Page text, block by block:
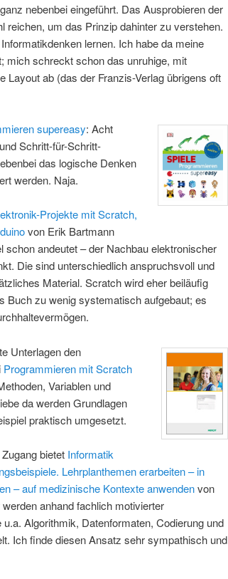
nebenbei eingeführt. Das Ausprobieren der
reichen, um das Prinzip dahinter zu verstehen.
lernen. Ich habe da meine
mich schreckt schon das unruhige, mit
Layout ab (das der Franzis-Verlag übrigens oft
supereasy: Acht
Schritt-für-Schritt-
das logische Denken
werden. Naja.
Projekte mitScratch,
von Erik Bartmann
schon andeutet – der Nachbau elektronischer
Die sind unterschiedlich anspruchsvoll und
Material. Scratch wird eher beiläufig
Buch zu wenig systematisch aufgebaut; es
Unterlagen den
Programmieren mitScratch
Variablen und
da werden Grundlagen
praktisch umgesetzt.
bietet Informatik
Lehrplanthemen erarbeiten – in
– auf medizinische Kontexte anwendenvon
anhand fachlich motivierter
Algorithmik, Datenformaten, Codierung und
Ich finde diesen Ansatz sehr sympathisch und